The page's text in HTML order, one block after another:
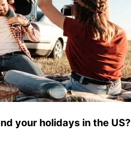
your holidays in the US?